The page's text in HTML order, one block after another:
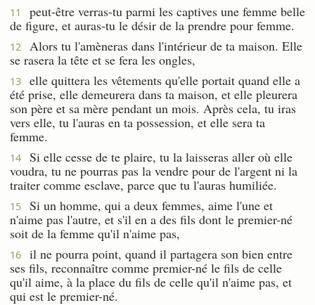
11
peut-être verras-tu parmi les captives une femme belle
de figure, et auras-tu le désir de la prendre pour femme.
12
Alors tu l'amèneras dans l'intérieur de ta maison. Elle
se rasera la tête et se fera les ongles,
13
elle quittera les vêtements qu'elle portait quand elle a
été prise, elle demeurera dans ta maison, et elle pleurera
son père et sa mère pendant un mois. Après cela, tu iras
vers elle, tu l'auras en ta possession, et elle sera ta
femme.
14
Si elle cesse de te plaire, tu la laisseras aller où elle
voudra, tu ne pourras pas la vendre pour de l'argent ni la
traiter comme esclave, parce que tu l'auras humiliée.
15
Si un homme, qui a deux femmes, aime l'une et
n'aime pas l'autre, et s'il en a des fils dont le premier-né
soit de la femme qu'il n'aime pas,
16
il ne pourra point, quand il partagera son bien entre
ses fils, reconnaître comme premier-né le fils de celle
qu'il aime, à la place du fils de celle qu'il n'aime pas, et
qui est le premier-né.